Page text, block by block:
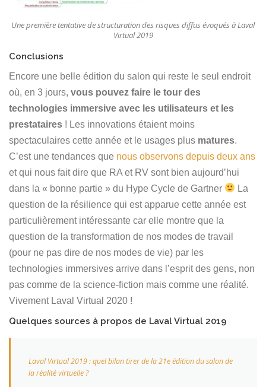
Une première tentative de structuration des risques diffus évoqués à Laval
Virtual 2019
Conclusions
Encore une belle édition du salon qui reste le seul endroit
où, en 3 jours, vous pouvez faire le tour des
technologies immersive avec les utilisateurs et les
prestataires ! Les innovations étaient moins
spectaculaires cette année et le usages plus matures.
C’est une tendances que nous observons depuis deux ans
et qui nous fait dire que RA et RV sont bien aujourd’hui
dans la « bonne partie » du Hype Cycle de Gartner
La
question de la résilience qui est apparue cette année est
particulièrement intéressante car elle montre que la
question de la transformation de nos modes de travail
(pour ne pas dire de nos modes de vie) par les
technologies immersives arrive dans l’esprit des gens, non
pas comme de la science-fiction mais comme une réalité.
Vivement Laval Virtual 2020 !
Quelques sources à propos de Laval Virtual 2019
Laval Virtual 2019 : quel bilan tirer de la 21e édition du salon de
la réalité virtuelle ?